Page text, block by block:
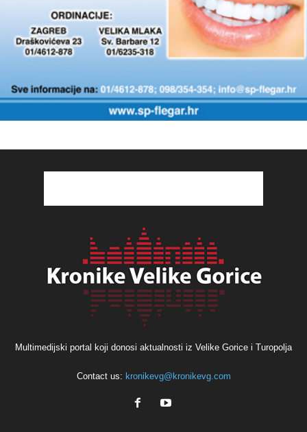
Multimedijski portal koji donosi aktualnosti iz Velike Gorice i Turopolja
Contact us: kronikevg@kronikevg.com